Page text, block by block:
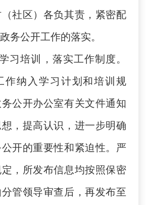
社区）各负其责，紧密配
务公开工作的落实。
习培训，落实工作制度。
作纳入学习计划和培训规
公开办公室有关文件通知
，提高认识，进一步明确
开的重要性和紧迫性。严
，所发布信息均按照保密
管领导审查后，再发布至